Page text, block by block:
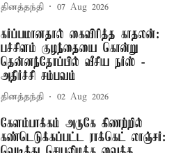
தினத்தந்தி 07 Aug 2026
கர்ப்பமானதால் கைவிரித்த காதலன்:
பச்சிளம் குழந்தையை கொன்று
தென்னந்தோப்பில் வீசிய நர்ஸ் -
அதிர்ச்சி சம்பவம்
தினத்தந்தி 02 Aug 2026
கேளம்பாக்கம் அருகே கிணற்றில்
கண்டெடுக்கப்பட்ட ராக்கெட் லாஞ்சர்: